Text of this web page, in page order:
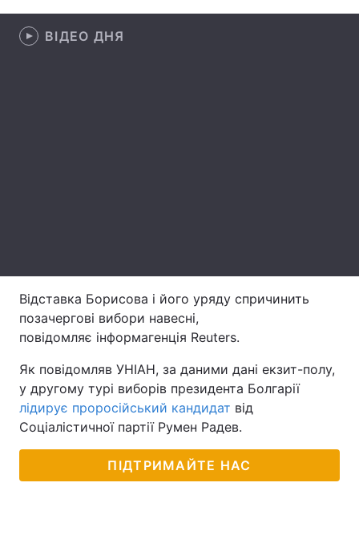
Відео з Youtube Статті
Інтерв'ю Думки
Архів
Контакти
Послуги
ВІДЕО ДНЯ
Відставка Борисова і його уряду спричинить
позачергові вибори навесні,
повідомляє інформагенція Reuters.
Як повідомляв УНІАН, за даними дані екзит-полу,
у другому турі виборів президента Болгарії
лідирує проросійський кандидат від
Соціалістичної партії Румен Радев.
ПІДТРИМАЙТЕ НАС